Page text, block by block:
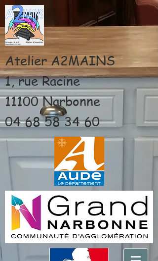
Atelier A2MAINS
1, rue Racine
11100 Narbonne
04 68 58 34 60